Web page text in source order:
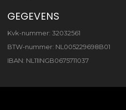
GEGEVENS
Kvk-nummer: 32032561
BTW-nummer: NL005229698B01
IBAN: NL11INGB0675711037